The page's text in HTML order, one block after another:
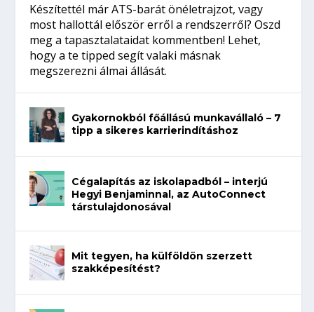
Készítettél már ATS-barát önéletrajzot, vagy
most hallottál először erről a rendszerről? Oszd
meg a tapasztalataidat kommentben! Lehet,
hogy a te tipped segít valaki másnak
megszerezni álmai állását.
Gyakornokból főállású munkavállaló – 7
tipp a sikeres karrierindításhoz
Cégalapítás az iskolapadból – interjú
Hegyi Benjaminnal, az AutoConnect
társtulajdonosával
Mit tegyen, ha külföldön szerzett
szakképesítést?